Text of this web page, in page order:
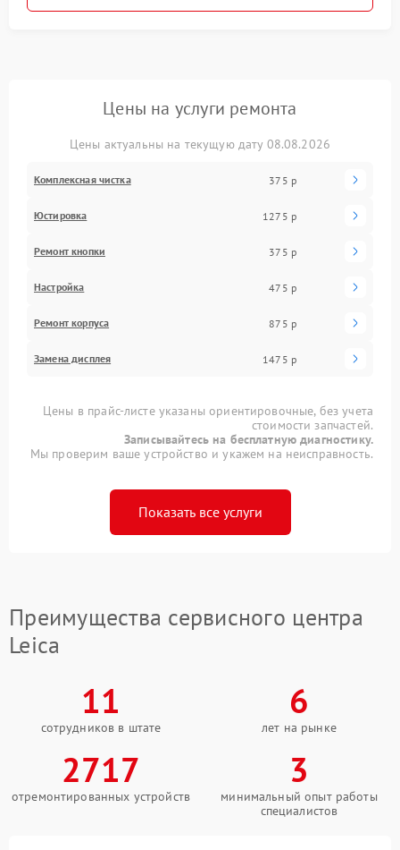
Цены на услуги ремонта
Цены актуальны на текущую дату 08.08.2026
Комплексная чистка 375 р
Юстировка 1275 р
Ремонт кнопки 375 р
Настройка 475 р
Ремонт корпуса 875 р
Замена дисплея 1475 р
Цены в прайс-листе указаны ориентировочные, без учета
стоимости запчастей.
Записывайтесь на бесплатную диагностику.
Мы проверим ваше устройство и укажем на неисправность.
Показать все услуги
Преимущества сервисного центра
Leica
11
сотрудников в штате
6
лет на рынке
2717
отремонтированных устройств
3
минимальный опыт работы
специалистов